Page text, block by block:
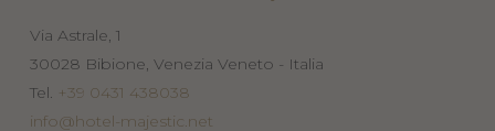
Via Astrale, 1
30028 Bibione, Venezia Veneto - Italia
Tel. +39 0431 438038
info@hotel-majestic.net